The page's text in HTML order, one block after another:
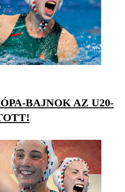
BAJNOK AZ U20-